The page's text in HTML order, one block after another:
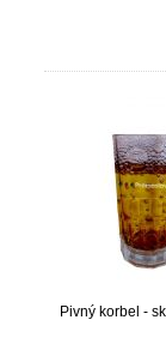
Pivný korbel -